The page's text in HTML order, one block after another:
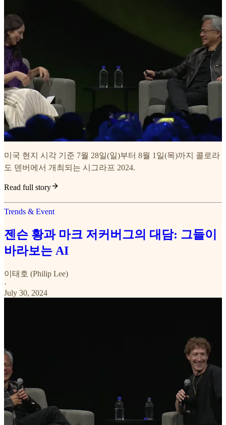
미국 현지 시각 기준 7월 28일(일)부터 8월 1일(목)까지 콜로라
도 덴버에서 개최되는 시그라프 2024.
Read full story
Trends & Event
젠슨 황과 마크 저커버그의 대담: 그들이
바라보는 AI
이태호 (Philip Lee)
·
July 30, 2024